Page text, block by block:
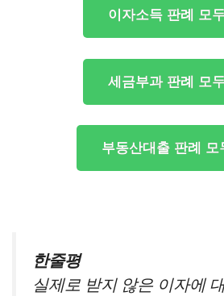
이자소득 판례 모
세금부과 판례 모두
부동산대출 판례 모
한줄평
실제로 받지 않은 이자에